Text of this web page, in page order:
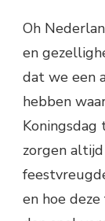
Oh
en
dat we een
hebben
Koningsdag
zorgen
en hoe